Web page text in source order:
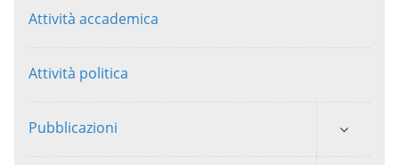
Attività accademica
Attività politica
Pubblicazioni